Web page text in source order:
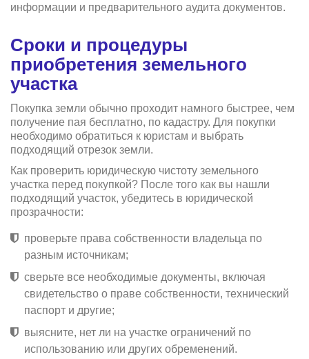
информации и предварительного аудита документов.
Сроки и процедуры
приобретения земельного
участка
Покупка земли обычно проходит намного быстрее, чем
получение пая бесплатно, по кадастру. Для покупки
необходимо обратиться к юристам и выбрать
подходящий отрезок земли.
Как проверить юридическую чистоту земельного
участка перед покупкой? После того как вы нашли
подходящий участок, убедитесь в юридической
прозрачности:
проверьте права собственности владельца по
разным источникам;
сверьте все необходимые документы, включая
свидетельство о праве собственности, технический
паспорт и другие;
выясните, нет ли на участке ограничений по
использованию или других обременений.